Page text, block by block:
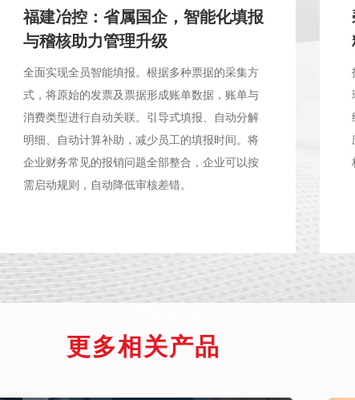
福建冶控：省属国企，智能化填报
与稽核助力管理升级
全面实现全员智能填报。根据多种票据的采集方
式，将原始的发票及票据形成账单数据，账单与
消费类型进行自动关联。引导式填报、自动分解
明细、自动计算补助，减少员工的填报时间。将
企业财务常见的报销问题全部整合，企业可以按
需启动规则，自动降低审核差错。
更多相关产品